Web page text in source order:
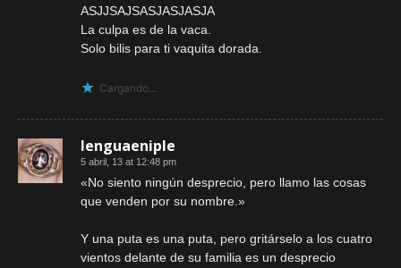
ASJJSAJSASJASJASJA
La culpa es de la vaca.
Solo bilis para ti vaquita dorada.
Cargando...
lenguaeniple
5 abril, 13 at 12:48 pm
«No siento ningún desprecio, pero llamo las cosas
que venden por su nombre.»
Y una puta es una puta, pero gritárselo a los cuatro
vientos delante de su familia es un desprecio